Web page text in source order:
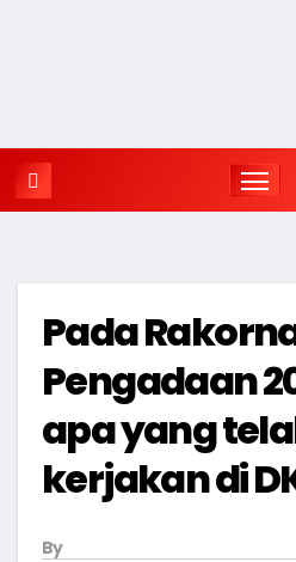
Pada
Pengadaan
apa yang
kerjakan di
By